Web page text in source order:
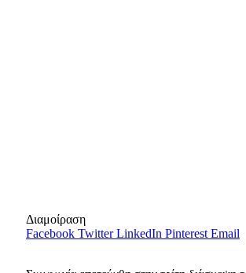
Διαμοίραση
Facebook Twitter LinkedIn Pinterest Email